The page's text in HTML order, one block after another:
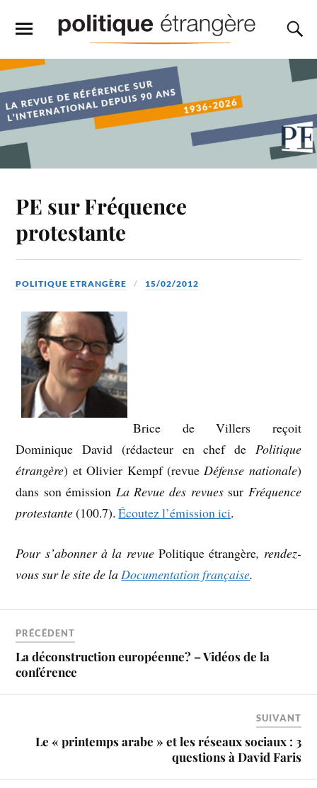
PE sur Fréquence
protestante
POLITIQUE ETRANGÈRE 15/02/2012
Brice de Villers reçoit
Dominique David (rédacteur en chef de Politique
étrangère) et Olivier Kempf (revueDéfense nationale)
dans son émission La Revue des revuessur Fréquence
protestante(100.7).Écoutez l’émission ici.
Pour s’abonner à la revue Politique étrangère, rendez-
vous sur le site de laDocumentation française.
PRÉCÉDENT
La déconstruction européenne? – Vidéos de la
conférence
SUIVANT
Le « printemps arabe » et les réseaux sociaux : 3
questions à David Faris